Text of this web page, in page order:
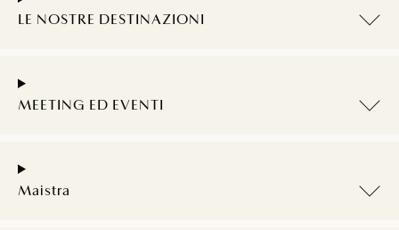
LE NOSTRE DESTINAZIONI
MEETING ED EVENTI
Maistra